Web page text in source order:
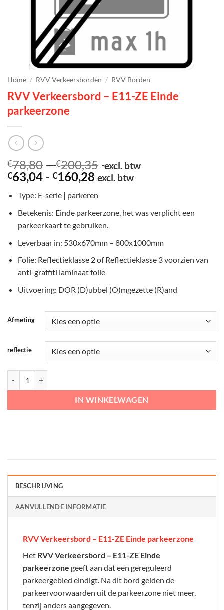
Home / RVV Verkeersborden / RVV Borden
RVV Verkeersbord – E11-ZE Einde
parkeerzone
€78,80 - €200,35 Prijsklasse:
€78,80
excl. btw
€63,04 - €160,28 Prijsklasse:
tot
€160,28
excl. btw
Type: E-serie | parkeren
Betekenis: Einde parkeerzone, het was verplicht een
parkeerkaart te gebruiken.
Leverbaar in: 530x670mm – 800x1000mm
Folie: Reflectieklasse 2 of Reflectieklasse 3 voorzien van
anti-graffiti laminaat folie
Uitvoering: DOR (D)ubbel (O)mgezette (R)and
Afmeting
reflectie
IN WINKELWAGEN
BESCHRIJVING
AANVULLENDE INFORMATIE
RVV Verkeersbord – E11-ZE Einde parkeerzone
Het RVV Verkeersbord – E11-ZE Einde
parkeerzone geeft aan dat een gereguleerd
parkeergebied eindigt. Na dit bord gelden de
parkeervoorwaarden uit de parkeerzone niet meer,
tenzij anders aangegeven.